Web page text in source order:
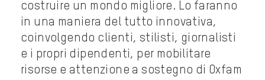
costruire un mondo migliore. Lo faranno
in una maniera del tutto innovativa,
coinvolgendo clienti, stilisti, giornalisti
e i propri dipendenti, per mobilitare
risorse e attenzione a sostegno di Oxfam